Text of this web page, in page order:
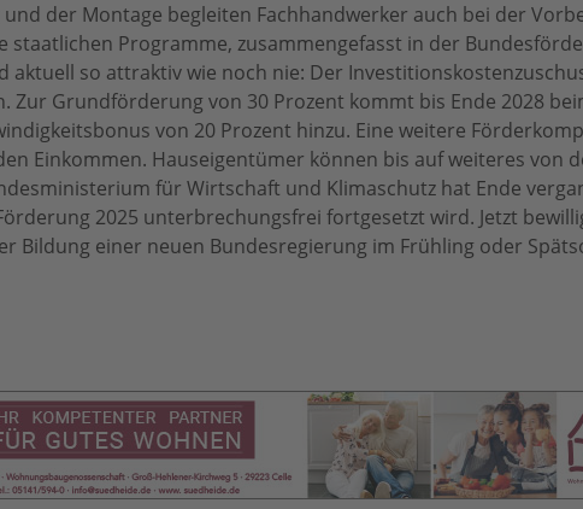
der Montage begleiten Fachhandwerker auch bei der
staatlichen Programme, zusammengefasst in der
aktuell so attraktiv wie noch nie: Der
Zur Grundförderung von 30 Prozent kommt bis Ende 2028
von 20 Prozent hinzu. Eine weitere
Einkommen. Hauseigentümer können bis auf weiteres von
für Wirtschaft und Klimaschutz hat Ende
2025 unterbrechungsfrei fortgesetzt wird. Jetzt
Bildung einer neuen Bundesregierung im Frühling oder